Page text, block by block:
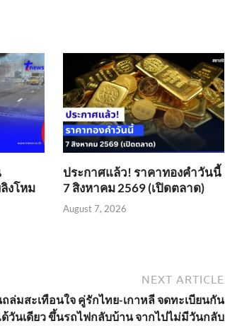
งโหม
ประกาศแล้ว! ราคาทองคำวันนี้
7 สิงหาคม 2569 (เปิดตลาด)
August 7, 2026
NEXT ARTICLE
ถล่มสะเทือนใจ คู่รักไทย-เกาหลี จดทะเบียนกัน
ด้วันเดียว ขึ้นรถไฟกลับบ้าน จากไปไม่มีวันกลับ